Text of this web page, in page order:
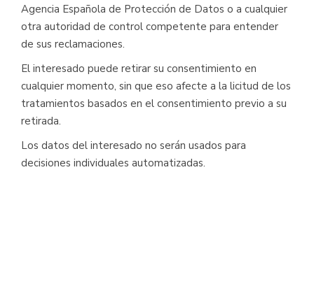
Agencia Española de Protección de Datos o a cualquier
otra autoridad de control competente para entender
de sus reclamaciones.
El interesado puede retirar su consentimiento en
cualquier momento, sin que eso afecte a la licitud de los
tratamientos basados en el consentimiento previo a su
retirada.
Los datos del interesado no serán usados para
decisiones individuales automatizadas.